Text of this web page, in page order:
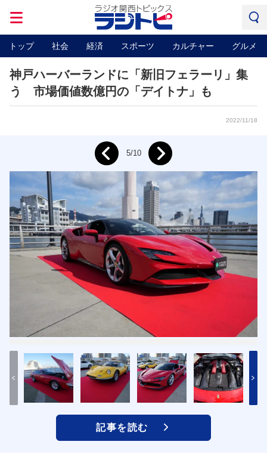
トップ 社会 経済 スポーツ カルチャー グルメ
神戸ハーバーランドに「新旧フェラーリ」集
う 市場価値数億円の「デイトナ」も
2022/11/18
5/10
記事を読む